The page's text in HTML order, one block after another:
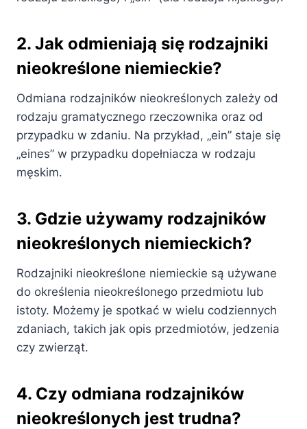
2. Jak odmieniają się rodzajniki
nieokreślone niemieckie?
Odmiana rodzajników nieokreślonych zależy od
rodzaju gramatycznego rzeczownika oraz od
przypadku w zdaniu. Na przykład, „ein” staje się
„eines” w przypadku dopełniacza w rodzaju
męskim.
3. Gdzie używamy rodzajników
nieokreślonych niemieckich?
Rodzajniki nieokreślone niemieckie są używane
do określenia nieokreślonego przedmiotu lub
istoty. Możemy je spotkać w wielu codziennych
zdaniach, takich jak opis przedmiotów, jedzenia
czy zwierząt.
4. Czy odmiana rodzajników
nieokreślonych jest trudna?